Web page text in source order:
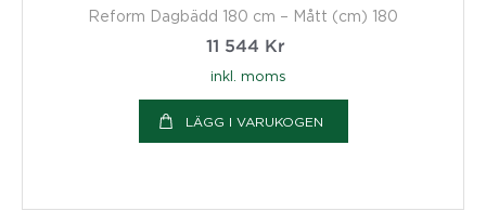
Reform Dagbädd 180 cm – Mått (cm) 180
11 544 Kr
inkl. moms
LÄGG I VARUKOGEN